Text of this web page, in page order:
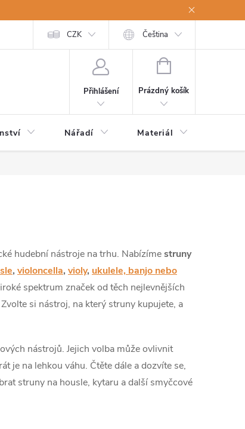
Odstoupení od kupní smlouvy
CZK Čeština
Přihlášení
NÁKUPNÍ
Prázdný košík
Nářadí Materiál
hudební nástroje na trhu. Nabízímestruny
, violoncella, violy, ukulele, banjo nebo
spektrum značek od těch nejlevnějších
Zvolte si nástroj, na který struny kupujete, a
nástrojů. Jejich volba může ovlivnit
je na lehkou váhu. Čtěte dále a dozvíte se,
struny na housle, kytaru a další smyčcové